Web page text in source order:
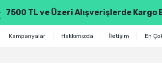
7500 TL ve Üzeri Alışverişlerde Kargo
Kampanyalar Hakkımızda İletişim En